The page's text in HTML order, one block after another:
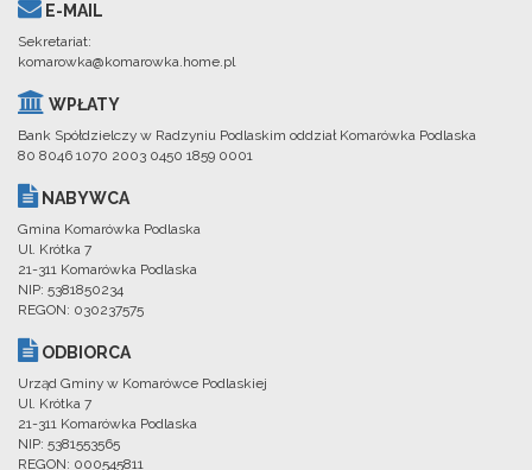
E-MAIL
Sekretariat:
komarowka@komarowka.home.pl
WPŁATY
Bank Spółdzielczy w Radzyniu Podlaskim oddział Komarówka Podlaska
80 8046 1070 2003 0450 1859 0001
NABYWCA
Gmina Komarówka Podlaska
Ul. Krótka 7
21-311 Komarówka Podlaska
NIP: 5381850234
REGON: 030237575
ODBIORCA
Urząd Gminy w Komarówce Podlaskiej
Ul. Krótka 7
21-311 Komarówka Podlaska
NIP: 5381553565
REGON: 000545811